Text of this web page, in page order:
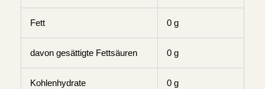
Fett 0 g
davon gesättigte Fettsäuren 0 g
Kohlenhydrate 0 g